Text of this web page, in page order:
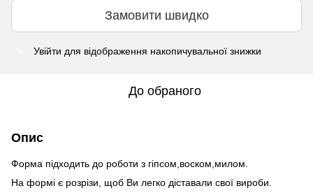
Замовити швидко
Увійти для відображення накопичувальної знижки
До обраного
Опис
Форма підходить до роботи з гіпсом,воском,милом.
На формі є розрізи, щоб Ви легко діставали свої вироби.